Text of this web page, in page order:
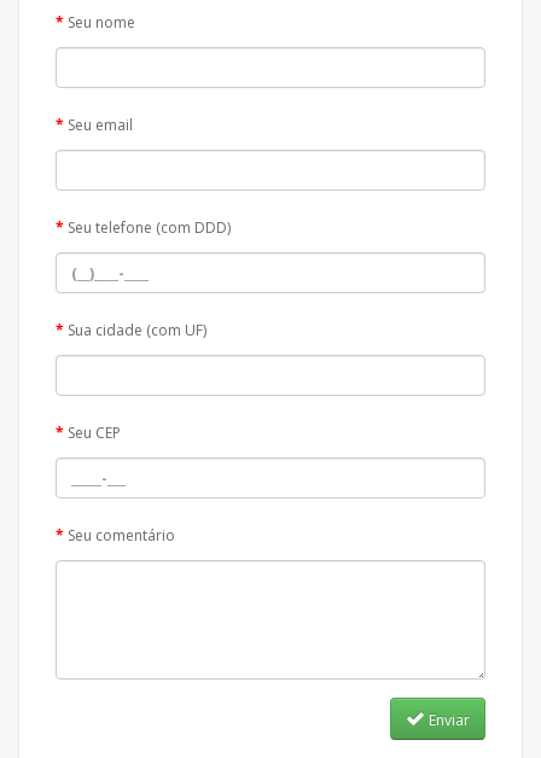
Seu nome
Seu email
Seu telefone (com DDD)
Sua cidade (com UF)
Seu CEP
Seu comentário
Enviar